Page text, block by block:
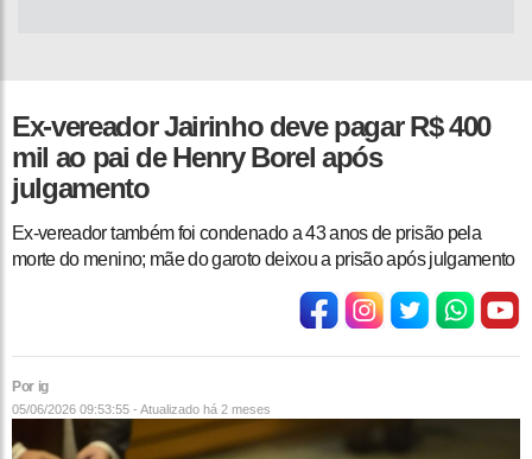
Ex-vereador Jairinho deve pagar R$ 400
mil ao pai de Henry Borel após
julgamento
Ex-vereador também foi condenado a 43 anos de prisão pela
morte do menino; mãe do garoto deixou a prisão após julgamento
Por ig
05/06/2026 09:53:55 - Atualizado há 2 meses